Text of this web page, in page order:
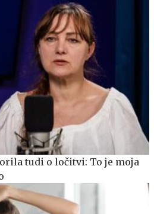
tudi o ločitvi: To je moja